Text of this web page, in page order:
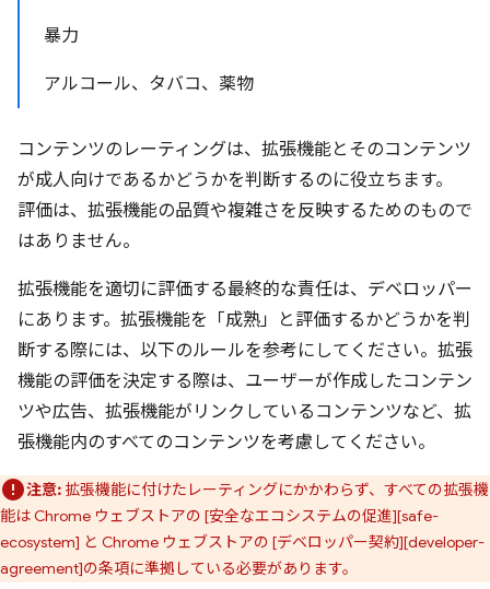
暴力
アルコール、タバコ、薬物
コンテンツのレーティングは、拡張機能とそのコンテンツ
が成人向けであるかどうかを判断するのに役立ちます。
評価は、拡張機能の品質や複雑さを反映するためのもので
はありません。
拡張機能を適切に評価する最終的な責任は、デベロッパー
にあります。拡張機能を「成熟」と評価するかどうかを判
断する際には、以下のルールを参考にしてください。拡張
機能の評価を決定する際は、ユーザーが作成したコンテン
ツや広告、拡張機能がリンクしているコンテンツなど、拡
張機能内のすべてのコンテンツを考慮してください。
注意: 拡張機能に付けたレーティングにかかわらず、すべての拡張機
能は Chrome ウェブストアの [安全なエコシステムの促進][safe-
ecosystem] と Chrome ウェブストアの [デベロッパー契約][developer-
agreement]の条項に準拠している必要があります。